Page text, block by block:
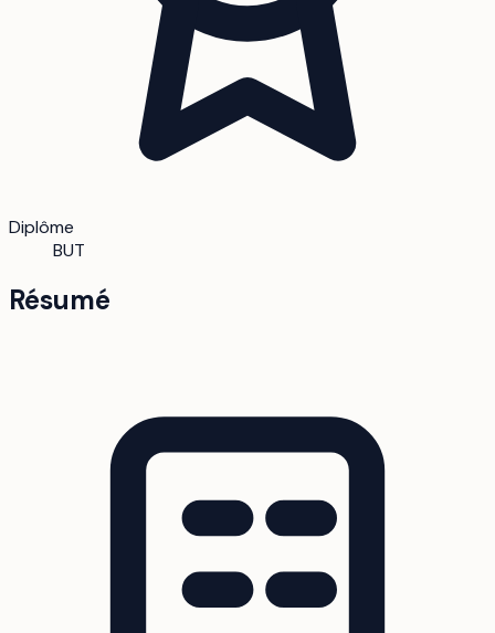
Diplôme
BUT
Résumé